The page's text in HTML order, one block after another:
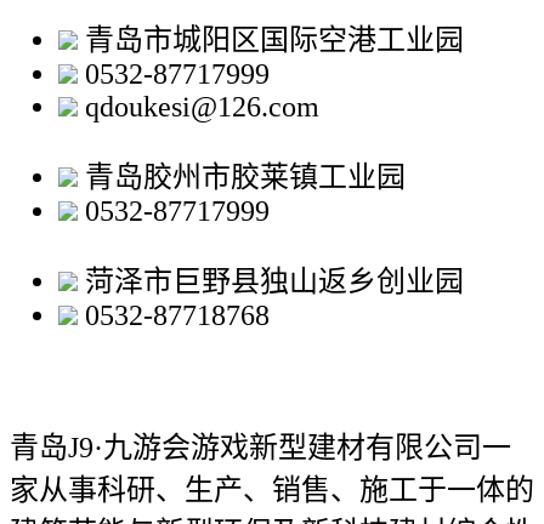
青岛市城阳区国际空港工业园
0532-87717999
qdoukesi@126.com
青岛胶州市胶莱镇工业园
0532-87717999
菏泽市巨野县独山返乡创业园
0532-87718768
青岛J9·九游会游戏新型建材有限公司一
家从事科研、生产、销售、施工于一体的